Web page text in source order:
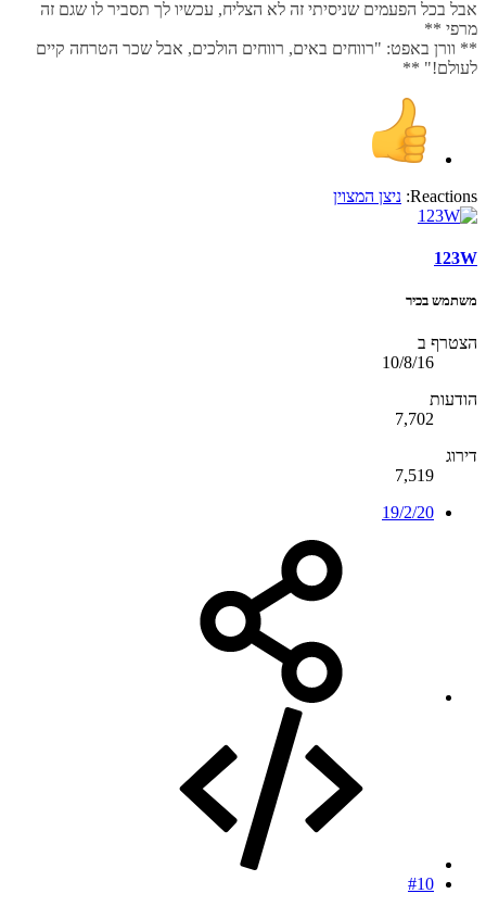
אבל בכל הפעמים שניסיתי זה לא הצליח, עכשיו לך תסביר לו שגם זה
מרפי **
** וורן באפט: "רווחים באים, רווחים הולכים, אבל שכר הטרחה קיים
לעולם!" **
Reactions: ניצן המצוין
123W
משתמש בכיר
הצטרף ב
10/8/16
הודעות
7,702
דירוג
7,519
19/2/20
#10